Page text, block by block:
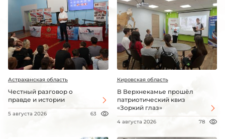
Астраханская область
Честный разговор о
правде и истории
5 августа 2026 63
Кировская область
В Верхнекамье прошёл
патриотический квиз
«Зоркий глаз»
4 августа 2026 78